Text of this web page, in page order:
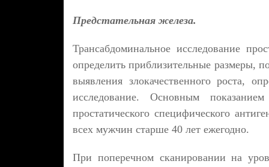
Предстательная железа.
Трансабдоминальное исследование
определить приблизительные размеры,
выявления злокачественного роста,
исследование. Основным
простатического специфического
всех мужчин старше 40 лет ежегодно.
При поперечном сканировании на